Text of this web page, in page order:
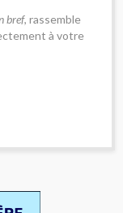
bref, rassemble
à votre